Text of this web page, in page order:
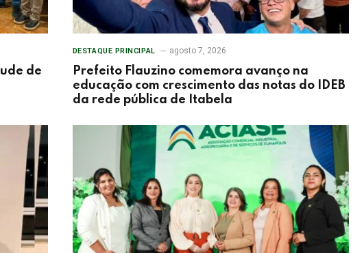
de
DESTAQUE PRINCIPAL agosto 7, 2026
Prefeito Flauzino comemora avanço na
educação com crescimento das notas do IDEB
da rede pública de Itabela